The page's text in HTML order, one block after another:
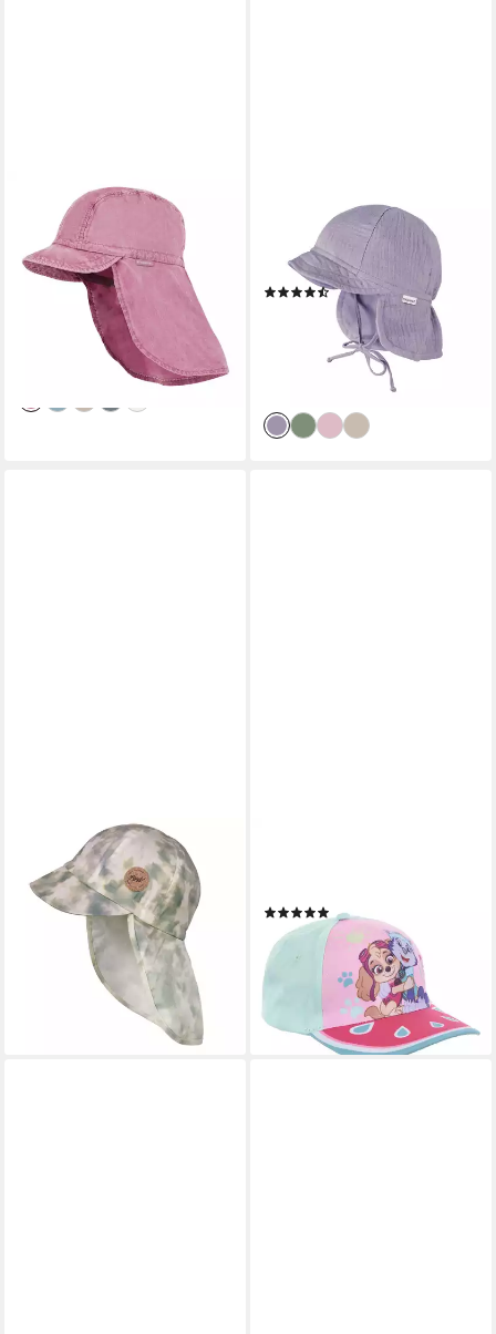
Schirmmütze GOTS MINI-
Schildmütze, Nackenschutz,
Bindeband, Waschoptik, UV
UVP 22,99 €
lieferbar - in 4-5 Werktagen bei dir
Schirmmütze Musselin,
Nackenschutz, Bindeband,
Unisex, UV-Schutz
(3)
UVP
Schirmmütze KIDS-
Schildmütze, Batik
Nackenschutz (1-St) Batik
UVP 19,99 €
lieferbar - in 4-5 Werktagen bei dir
(2)
ab 15,95 €
lieferbar - in 2-3 Werktagen bei dir